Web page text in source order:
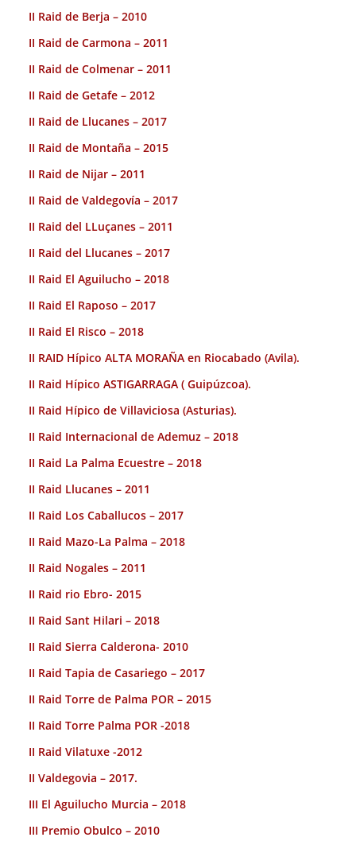
II Raid de Berja – 2010
II Raid de Carmona – 2011
II Raid de Colmenar – 2011
II Raid de Getafe – 2012
II Raid de Llucanes – 2017
II Raid de Montaña – 2015
II Raid de Nijar – 2011
II Raid de Valdegovía – 2017
II Raid del LLuçanes – 2011
II Raid del Llucanes – 2017
II Raid El Aguilucho – 2018
II Raid El Raposo – 2017
II Raid El Risco – 2018
II RAID Hípico ALTA MORAÑA en Riocabado (Avila).
II Raid Hípico ASTIGARRAGA ( Guipúzcoa).
II Raid Hípico de Villaviciosa (Asturias).
II Raid Internacional de Ademuz – 2018
II Raid La Palma Ecuestre – 2018
II Raid Llucanes – 2011
II Raid Los Caballucos – 2017
II Raid Mazo-La Palma – 2018
II Raid Nogales – 2011
II Raid rio Ebro- 2015
II Raid Sant Hilari – 2018
II Raid Sierra Calderona- 2010
II Raid Tapia de Casariego – 2017
II Raid Torre de Palma POR – 2015
II Raid Torre Palma POR -2018
II Raid Vilatuxe -2012
II Valdegovia – 2017.
III El Aguilucho Murcia – 2018
III Premio Obulco – 2010